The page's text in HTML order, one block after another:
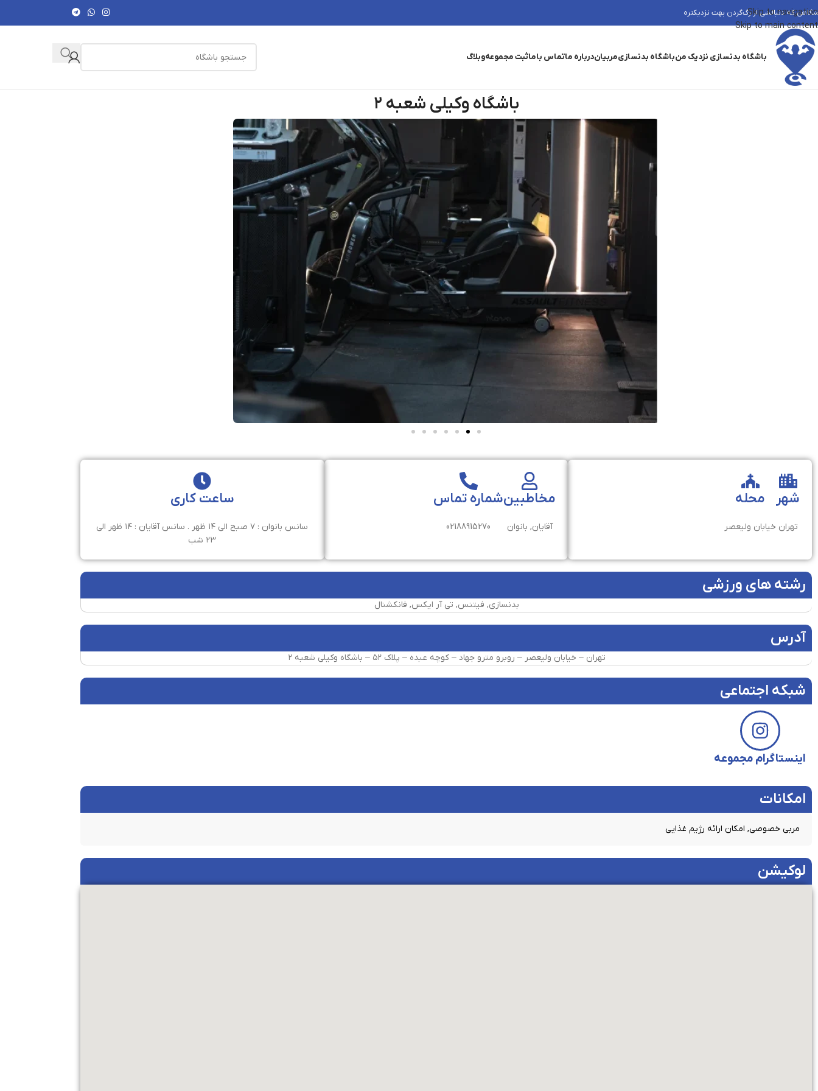
Skip to navigation
Skip to main content
که دنبالشی از رگ‌گردن بهت نزدیکتره
باشگاه بدنسازی نزدیک منباشگاه بدنسازیمربیاندرباره ماتماس باماثبت مجموعهوبلاگ
باشگاه وکیلی شعبه ۲
شهر
تهران
محله
خیابان ولیعصر
مخاطبین
آقایان, بانوان
شماره تماس
02188915270
ساعت کاری
سانس بانوان : ۷ صبح الی ۱۴ ظهر . سانس آقایان : ۱۴ ظهر الی
۲۳ شب
رشته های ورزشی
بدنسازی, فیتنس, تی آر ایکس, فانکشنال
آدرس
تهران – خیابان ولیعصر – روبرو مترو جهاد – کوچه عبده – پلاک ۵۲ – باشگاه وکیلی شعبه ۲
شبکه اجتماعی
اینستاگرام مجموعه
امکانات​
مربی خصوصی, امکان ارائه رژیم غذایی
لوکیشن